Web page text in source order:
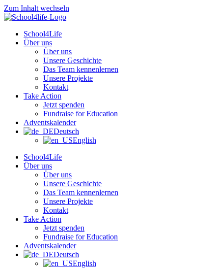
Zum Inhalt wechseln
School4Life
Über uns
Über uns
Unsere Geschichte
Das Team kennenlernen
Unsere Projekte
Kontakt
Take Action
Jetzt spenden
Fundraise for Education
Adventskalender
Deutsch
English
School4Life
Über uns
Über uns
Unsere Geschichte
Das Team kennenlernen
Unsere Projekte
Kontakt
Take Action
Jetzt spenden
Fundraise for Education
Adventskalender
Deutsch
English